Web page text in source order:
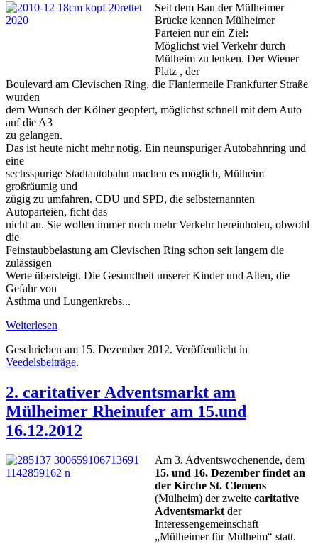
Seit dem Bau der Mülheimer
Brücke kennen Mülheimer
Parteien nur ein Ziel:
Möglichst viel Verkehr durch
Mülheim zu lenken. Der Wiener
Platz , der
Boulevard am Clevischen Ring, die Flaniermeile Frankfurter Straße
wurden
dem Wunsch der Kölner geopfert, möglichst schnell mit dem Auto
auf die A3
zu gelangen.
Das ist heute nicht mehr nötig. Ein neunspuriger Autobahnring und
eine
sechsspurige Stadtautobahn machen es möglich, Mülheim
großräumig und
zügig zu umfahren. CDU und SPD, die selbsternannten
Autoparteien, ficht das
nicht an. Sie wollen immer noch mehr Verkehr hereinholen, obwohl
die
Feinstaubbelastung am Clevischen Ring schon seit langem die
zulässigen
Werte übersteigt. Die Gesundheit unserer Kinder und Alten, die
Gefahr von
Asthma und Lungenkrebs...
Weiterlesen
Geschrieben am 15. Dezember 2012. Veröffentlicht in
Veedelsbeiträge.
2. caritativer Adventsmarkt am
Mülheimer Rheinufer am 15.und
16.12.2012
Am 3. Adventswochenende, dem
15. und 16. Dezember findet an
der Kirche St. Clemens
(Mülheim) der zweite caritative
Adventsmarktder
Interessengemeinschaft
„Mülheimer für Mülheim“ statt.